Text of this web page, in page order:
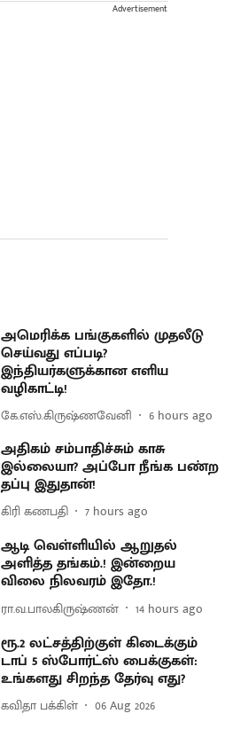
Advertisement
அமெரிக்க பங்குகளில் முதலீடு
செய்வது எப்படி?
இந்தியர்களுக்கான எளிய
வழிகாட்டி!
கே.எஸ்.கிருஷ்ணவேனி 6 hours ago
அதிகம் சம்பாதிச்சும் காசு
இல்லையா? அப்போ நீங்க பண்ற
தப்பு இதுதான்!
கிரி கணபதி 7 hours ago
ஆடி வெள்ளியில் ஆறுதல்
அளித்த தங்கம்.! இன்றைய
விலை நிலவரம் இதோ.!
ரா.வ.பாலகிருஷ்ணன் 14 hours ago
ரூ.2 லட்சத்திற்குள் கிடைக்கும்
டாப் 5 ஸ்போர்ட்ஸ் பைக்குகள்:
உங்களது சிறந்த தேர்வு எது?
கவிதா பக்கிள் 06 Aug 2026